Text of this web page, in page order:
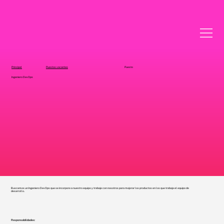
Principal Puestos vacantes Puesto
Ingeniero DevOps
Buscamos un Ingeniero DevOps que se incorpore a nuestro equipo y trabaje con nosotros para mejorar los productos en los que trabaja el equipo de
desarrollo.
Responsabilidades: